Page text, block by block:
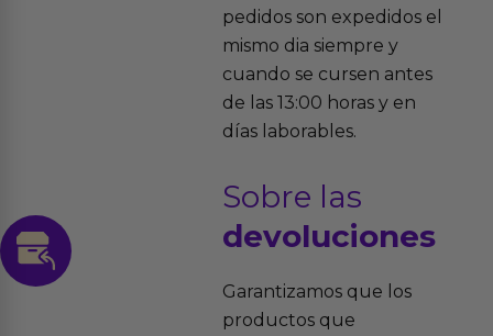
pedidos son expedidos el
mismo dia siempre y
cuando se cursen antes
de las 13:00 horas y en
días laborables.
Sobre las
devoluciones
Garantizamos que los
productos que